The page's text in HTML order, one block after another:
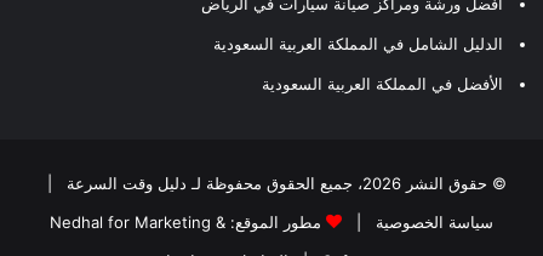
الدليل الشامل في المملكة العربية السعودية
الأفضل في المملكة العربية السعودية
© حقوق النشر 2026، جميع الحقوق محفوظة لـ دليل وقت السرعة
سياسة الخصوصية
مطور الموقع: Nedhal for Marketing &